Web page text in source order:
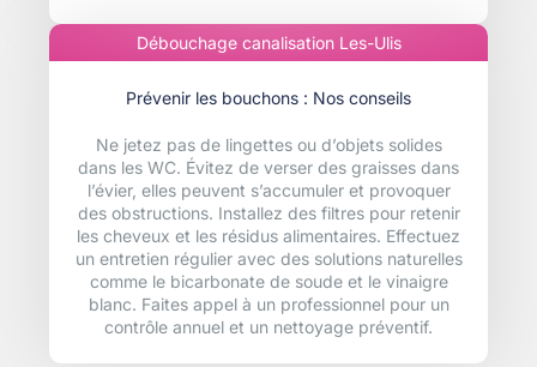
Débouchage canalisation Les-Ulis
Prévenir les bouchons : Nos conseils
Ne jetez pas de lingettes ou d’objets solides
dans les WC. Évitez de verser des graisses dans
l’évier, elles peuvent s’accumuler et provoquer
des obstructions. Installez des filtres pour retenir
les cheveux et les résidus alimentaires. Effectuez
un entretien régulier avec des solutions naturelles
comme le bicarbonate de soude et le vinaigre
blanc. Faites appel à un professionnel pour un
contrôle annuel et un nettoyage préventif.